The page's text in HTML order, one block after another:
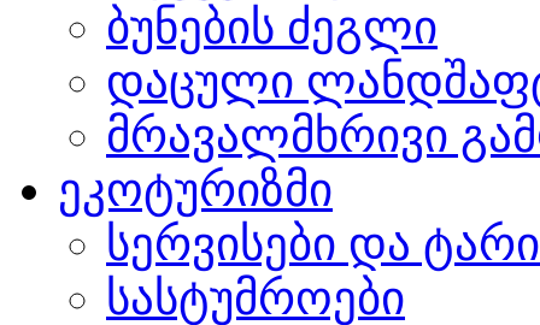
ბუნების ძეგლი
დაცული
მრავალმხრივი
ეკოტურიზმი
სერვისები და
სასტუმროები